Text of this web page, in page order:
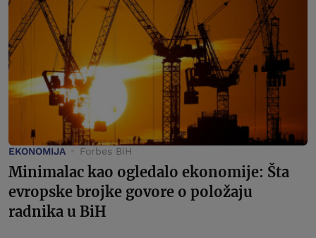
EKONOMIJA Forbes BiH
Minimalac kao ogledalo ekonomije: Šta
evropske brojke govore o položaju
radnika u BiH